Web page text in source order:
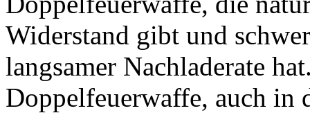
Widerstand gibt und
langsamer Nachladerate
Doppelfeuerwaffe, auch in